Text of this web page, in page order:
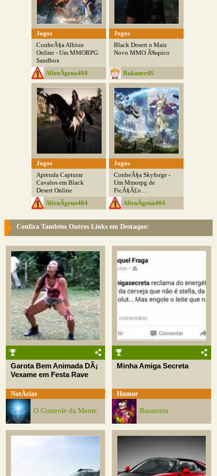
Jogos
ConheÃ§a Albion
Online - Um MMORPG
Sandbox
Multiplataforma
AlienÃ­gena404
Jogos
Black Desert o Mais
Novo MMO Ã‰pico
BakanerdS
Jogos
Aprenda Capturar
Cavalos em Black
Desert Online
AlienÃ­gena404
Jogos
ConheÃ§a Skyforge -
Um Mmorpg de
FicÃ§Ã£o...
AlienÃ­gena404
Confira Também Outros Links em Destaque:
Garota Bem Animada DÃ¡
Vexame em Festa Rave
NotÃ­cias
O Controle da Mente
Minha Amiga Secreta
Humor
Baratonta